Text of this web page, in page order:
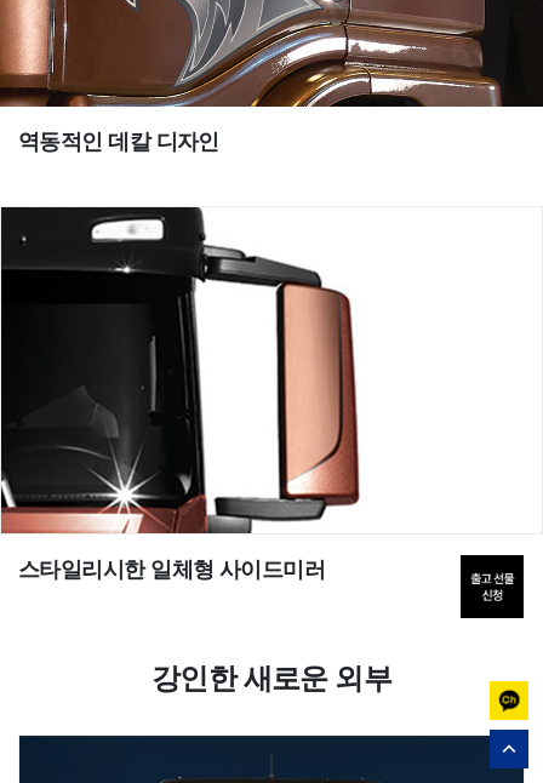
역동적인 데칼 디자인
스타일리시한 일체형 사이드미러
강인한 새로운 외부